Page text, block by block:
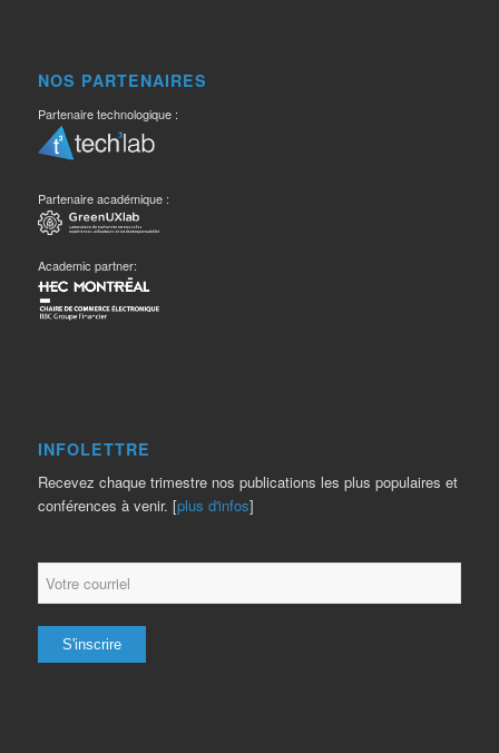
NOS PARTENAIRES
Partenaire technologique :
Partenaire académique :
Academic partner:
INFOLETTRE
Recevez chaque trimestre nos publications les plus populaires et
conférences à venir. [plus d'infos]